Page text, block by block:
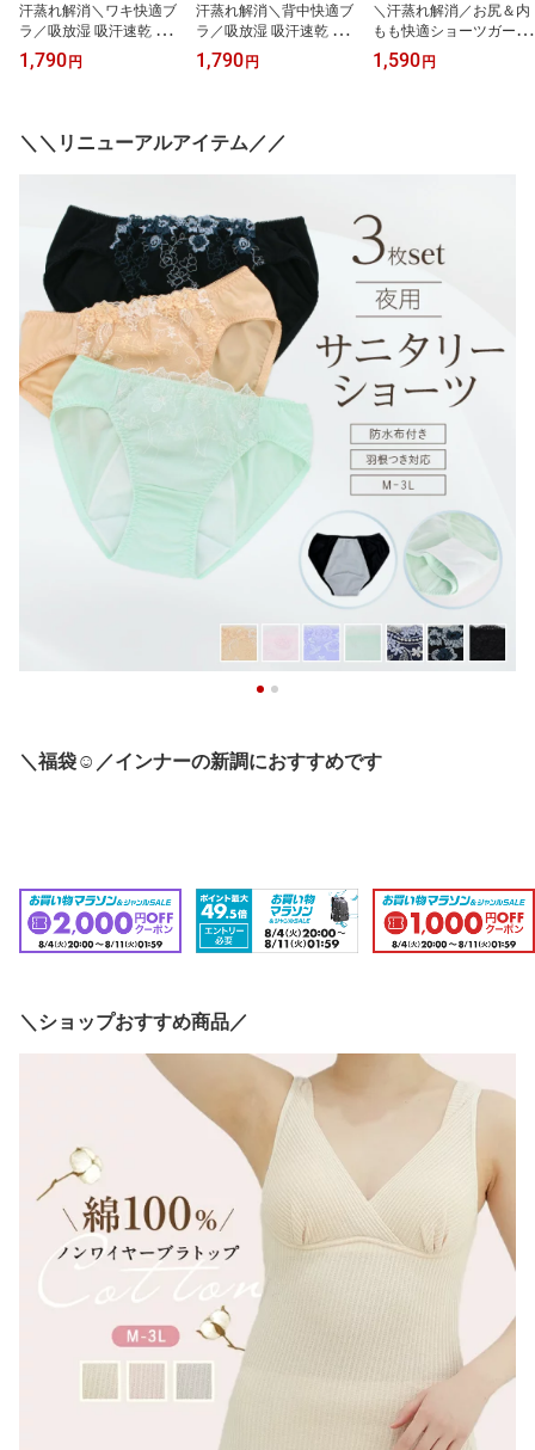
汗蒸れ解消＼ワキ快適ブ
ラ／吸放湿 吸汗速乾 抗
菌防臭 綿混 脇 ワキ汗 汗
取り 汗対策 M～5L ノン
1,790円
汗蒸れ解消＼背中快適ブ
ラ／吸放湿 吸汗速乾 抗
菌防臭 綿混 背中 汗取り
汗対策 M～5L ノンワイ
1,790円
＼汗蒸れ解消／お尻＆内
もも快適ショーツガード
ル吸放湿 吸汗速乾 抗菌
防臭 綿混 ヒップ 太もも
1,590円
＼＼リニューアルアイテム／／
＼福袋☺／インナーの新調におすすめです
＼ショップおすすめ商品／